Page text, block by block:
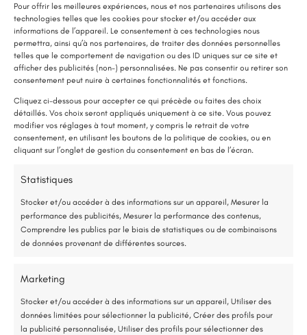
Pour offrir les meilleures expériences, nous et nos partenaires utilisons des
technologies telles que les cookies pour stocker et/ou accéder aux
informations de l’appareil. Le consentement à ces technologies nous
permettra, ainsi qu’à nos partenaires, de traiter des données personnelles
telles que le comportement de navigation ou des ID uniques sur ce site et
afficher des publicités (non-) personnalisées. Ne pas consentir ou retirer son
consentement peut nuire à certaines fonctionnalités et fonctions.
Cliquez ci-dessous pour accepter ce qui précède ou faites des choix
détaillés. Vos choix seront appliqués uniquement à ce site. Vous pouvez
modifier vos réglages à tout moment, y compris le retrait de votre
consentement, en utilisant les boutons de la politique de cookies, ou en
cliquant sur l’onglet de gestion du consentement en bas de l’écran.
Statistiques
Stocker et/ou accéder à des informations sur un appareil, Mesurer la
performance des publicités, Mesurer la performance des contenus,
Comprendre les publics par le biais de statistiques ou de combinaisons
de données provenant de différentes sources.
Marketing
Stocker et/ou accéder à des informations sur un appareil, Utiliser des
données limitées pour sélectionner la publicité, Créer des profils pour
la publicité personnalisée, Utiliser des profils pour sélectionner des
Rénovation toiture
Détails du projet
Noyant-Villages (49)
Faîtage,Rénovation toiture
26 avril 2024
LE SAVIEZ-VOUS ?
Une pompe à chaleur (PAC) utilise très peu d’électricité : elle consomme
environ 1 kWh pour générer 4 kWh de chaleur.
Une solution performante et économique
75 % de l’énergie provient des calories naturellement présentes dans
Étude gratuite et sans engagement
*Aides de l’État disponibles selon votre revenu fiscal
Accompagnement administratif et financier complet